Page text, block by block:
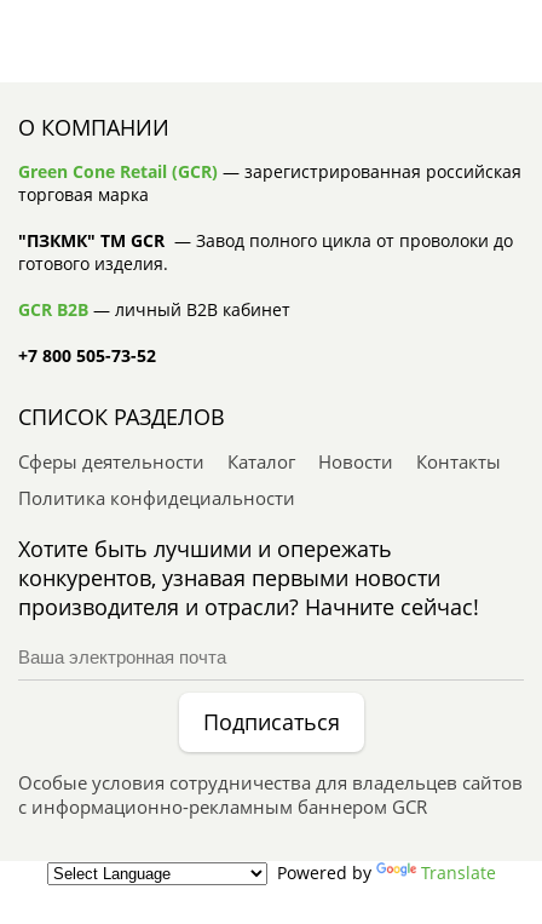
О КОМПАНИИ
Green Cone Retail (GCR) — зарегистрированная российская
торговая марка
"ПЗКМК" TM GCR — Завод полного цикла от проволоки до
готового изделия.
GCR B2B — личный B2B кабинет
+7 800 505-73-52
СПИСОК РАЗДЕЛОВ
Сферы деятельности Каталог Новости
Контакты
Политика конфидециальности
Хотите быть лучшими и опережать
конкурентов, узнавая первыми новости
производителя и отрасли? Начните сейчас!
Подписаться
Особые условия сотрудничества для владельцев сайтов
с информационно-рекламным баннером GCR
Powered by Translate